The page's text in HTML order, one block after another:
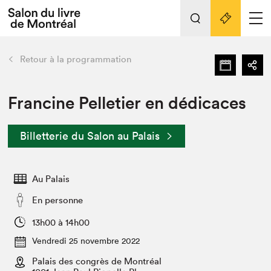
Espace médias
Espace exposant⋅e⋅s
Tout sur l'édition 2022
Actualités
Vidéos et Balados
Club de lecture Braindate
retour Nos activités
Édition 2022
Nous connaître
Projets partenaires 2022
Archives
Liens pratiques
Retour à la programmation
Francine Pelletier en dédicaces
Billetterie du Salon au Palais
Au Palais
En personne
13h00 à 14h00
Vendredi 25 novembre 2022
Palais des congrès de Montréal